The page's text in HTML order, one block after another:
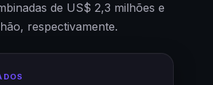
de US$ 2,3 milhões e
respectivamente.